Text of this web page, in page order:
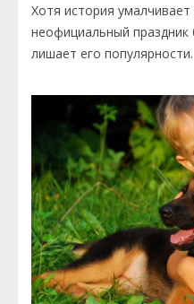
Хотя история умалчивает
неофициальный
лишает его популярности.